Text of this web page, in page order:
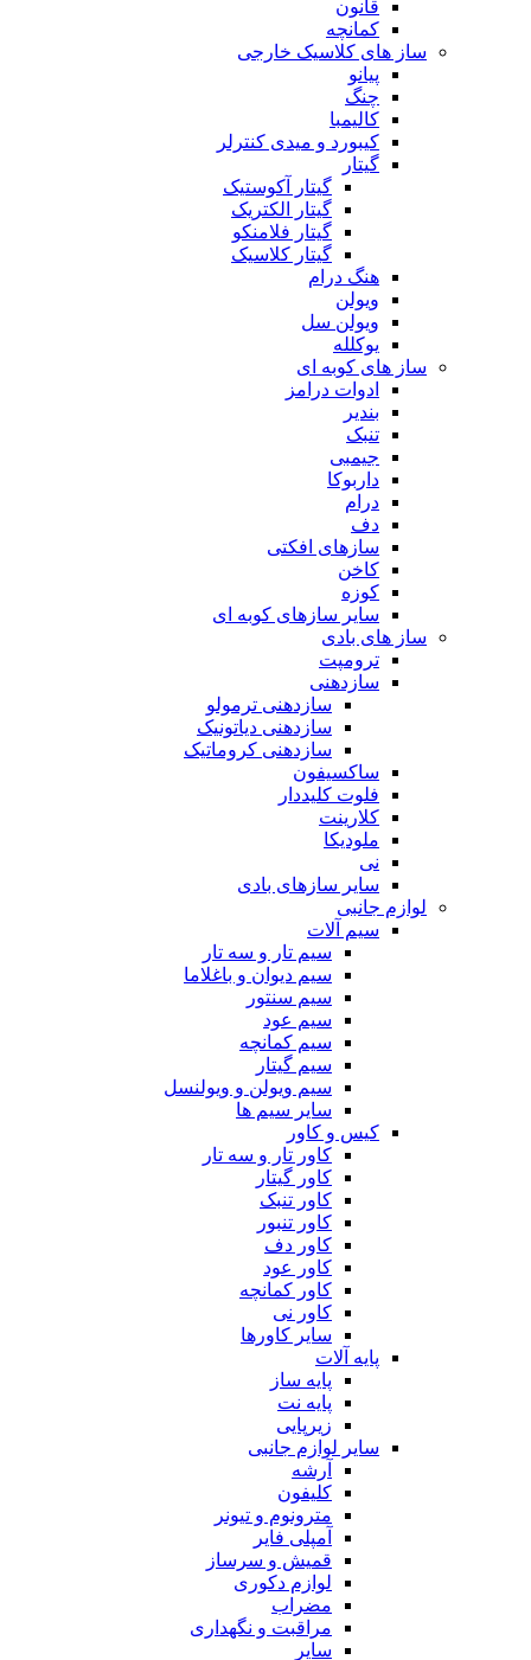
قانون
کمانچه
ساز های کلاسیک خارجی
پیانو
چنگ
کالیمبا
کیبورد و میدی کنترلر
گیتار
گیتار آکوستیک
گیتار الکتریک
گیتار فلامنکو
گیتار کلاسیک
هنگ درام
ویولن
ویولن سل
یوکلله
ساز های کوبه ای
ادوات درامز
بندیر
تنبک
جیمبی
داربوکا
درام
دف
سازهای افکتی
کاخن
کوزه
سایر سازهای کوبه ای
ساز های بادی
ترومپت
سازدهنی
سازدهنی ترمولو
سازدهنی دیاتونیک
سازدهنی کروماتیک
ساکسیفون
فلوت کلیددار
کلارینت
ملودیکا
نی
سایر سازهای بادی
لوازم جانبی
سیم آلات
سیم تار و سه تار
سیم دیوان و باغلاما
سیم سنتور
سیم عود
سیم کمانچه
سیم گیتار
سیم ویولن و ویولنسل
سایر سیم ها
کیس و کاور
کاور تار و سه تار
کاور گیتار
کاور تنبک
کاور تنبور
کاور دف
کاور عود
کاور کمانچه
کاور نی
سایر کاورها
پایه آلات
پایه ساز
پایه نت
زیرپایی
سایر لوازم جانبی
آرشه
کلیفون
مترونوم و تیونر
آمپلی فایر
قمیش و سرساز
لوازم دکوری
مضراب
مراقبت و نگهداری
سایر